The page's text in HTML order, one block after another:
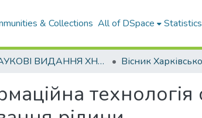
& Collections All of DSpace Statistics
НАУКОВІ ВИДАННЯ ХНАДУ